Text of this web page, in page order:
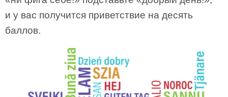
и у вас получится приветствие на десять
баллов.